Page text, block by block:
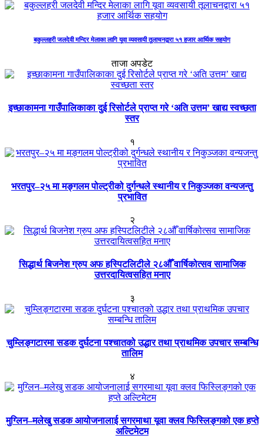
बकुल्लहरी जलदेवी मन्दिर मेलाका लागि यूवा व्यवसायी तूलाचनद्वारा ५१ हजार आर्थिक सहयोग
ताजा अपडेट
इच्छाकामना गाउँपालिकाका दुई रिसोर्टले प्राप्त गरे ‘अति उत्तम’ खाद्य स्वच्छता
स्तर
१
भरतपुर–२५ मा मङ्गलम पोल्ट्रीको दुर्गन्धले स्थानीय र निकुञ्जका वन्यजन्तु
प्रभावित
२
सिद्धार्थ बिजनेश ग्रुप अफ हस्पिटलिटीले २८औँ वार्षिकोत्सव सामाजिक
उत्तरदायित्वसहित मनाए
३
चुम्लिङ्गटारमा सडक दुर्घटना पश्चातको उद्धार तथा प्राथमिक उपचार सम्बन्धि
तालिम
४
मुग्लिन–मलेखु सडक आयोजनालाई सगरमाथा यूवा क्लव फिस्लिङ्गको एक हप्ते
अल्टिमेटम